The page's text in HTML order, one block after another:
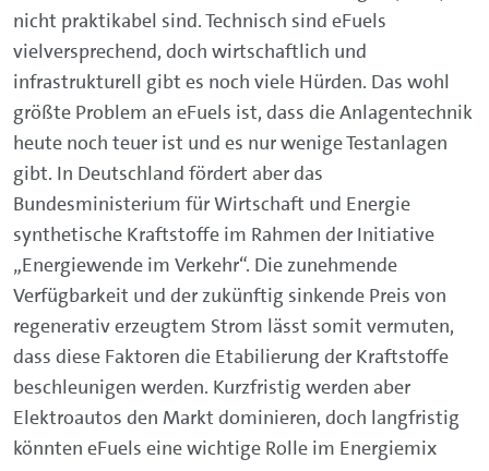
nicht praktikabel sind. Technisch sind eFuels
vielversprechend, doch wirtschaftlich und
infrastrukturell gibt es noch viele Hürden. Das wohl
größte Problem an eFuels ist, dass die Anlagentechnik
heute noch teuer ist und es nur wenige Testanlagen
gibt. In Deutschland fördert aber das
Bundesministerium für Wirtschaft und Energie
synthetische Kraftstoffe im Rahmen der Initiative
„Energiewende im Verkehr“. Die zunehmende
Verfügbarkeit und der zukünftig sinkende Preis von
regenerativ erzeugtem Strom lässt somit vermuten,
dass diese Faktoren die Etabilierung der Kraftstoffe
beschleunigen werden. Kurzfristig werden aber
Elektroautos den Markt dominieren, doch langfristig
könnten eFuels eine wichtige Rolle im Energiemix